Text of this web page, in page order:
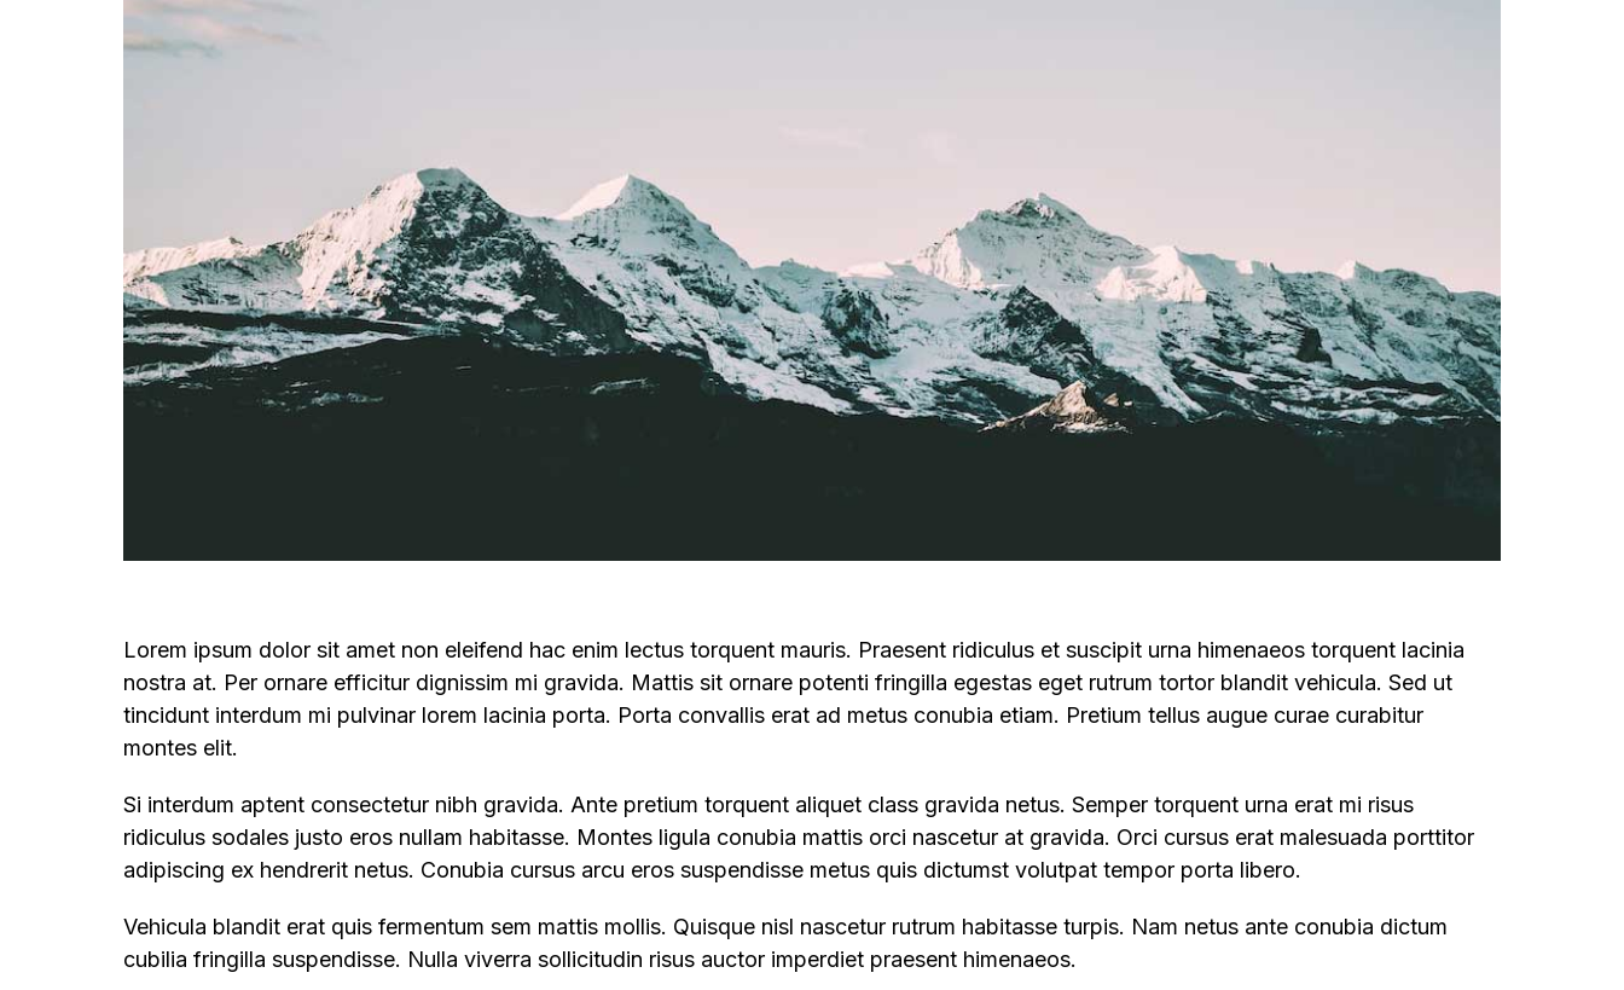
Lorem ipsum dolor sit amet non eleifend hac enim lectus torquent mauris. Praesent ridiculus et suscipit urna himenaeos torquent lacinia
nostra at. Per ornare efficitur dignissim mi gravida. Mattis sit ornare potenti fringilla egestas eget rutrum tortor blandit vehicula. Sed ut
tincidunt interdum mi pulvinar lorem lacinia porta. Porta convallis erat ad metus conubia etiam. Pretium tellus augue curae curabitur
montes elit.
Si interdum aptent consectetur nibh gravida. Ante pretium torquent aliquet class gravida netus. Semper torquent urna erat mi risus
ridiculus sodales justo eros nullam habitasse. Montes ligula conubia mattis orci nascetur at gravida. Orci cursus erat malesuada porttitor
adipiscing ex hendrerit netus. Conubia cursus arcu eros suspendisse metus quis dictumst volutpat tempor porta libero.
Vehicula blandit erat quis fermentum sem mattis mollis. Quisque nisl nascetur rutrum habitasse turpis. Nam netus ante conubia dictum
cubilia fringilla suspendisse. Nulla viverra sollicitudin risus auctor imperdiet praesent himenaeos.